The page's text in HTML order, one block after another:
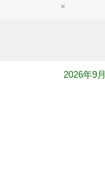
×
2026年9月